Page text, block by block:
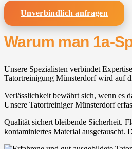
Unverbindlich anfragen
Warum man 1a-
Unsere Spezialisten verbindet
Tatortreinigung Münsterdorf wird auf
Verlässlichkeit bewährt sich, wenn es
Unsere Tatortreiniger Münsterdorf
Qualität sichert bleibende Sicherheit.
kontaminiertes Material ausgetauscht.